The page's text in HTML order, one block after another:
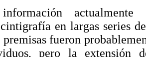
en largas series
premisas fueron
pero la extensión